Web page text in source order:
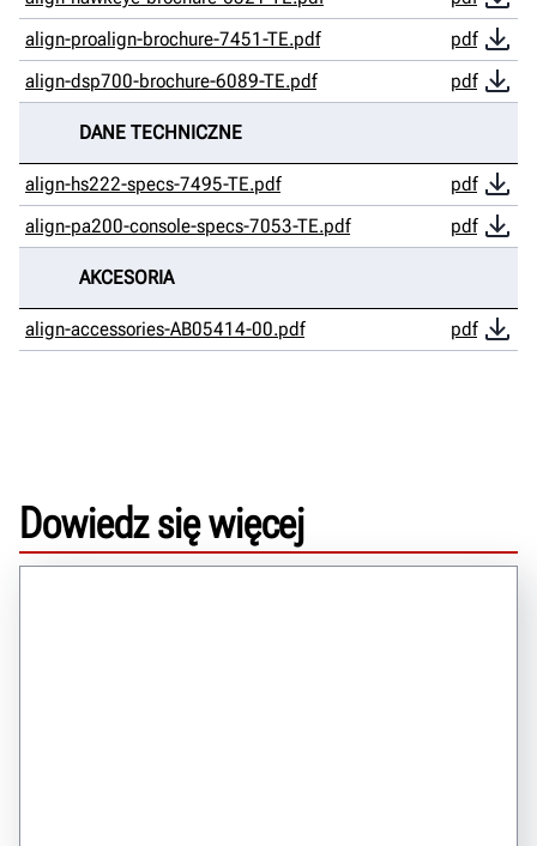
align-proalign-brochure-7451-TE.pdf
pdf
align-dsp700-brochure-6089-TE.pdf
pdf
DANE TECHNICZNE
align-hs222-specs-7495-TE.pdf
pdf
align-pa200-console-specs-7053-TE.pdf
pdf
AKCESORIA
align-accessories-AB05414-00.pdf pdf
Dowiedz się więcej